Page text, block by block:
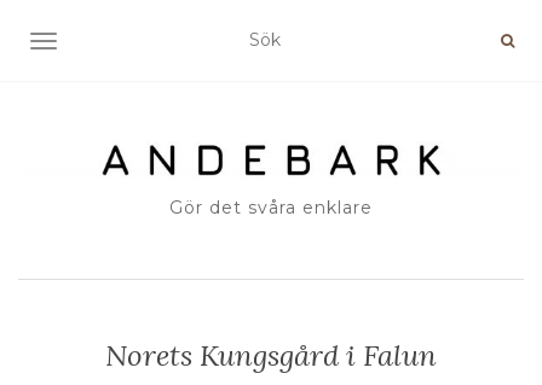
SLÅ PÅ/AV NAVIGERING
Gör det svåra enklare
Norets Kungsgård i Falun